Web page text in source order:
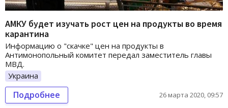
АМКУ будет изучать рост цен на продукты во время
карантина
Информацию о "скачке" цен на продукты в
Антимонопольный комитет передал заместитель главы
МВД.
Украина
Подробнее 26 марта 2020, 09:57